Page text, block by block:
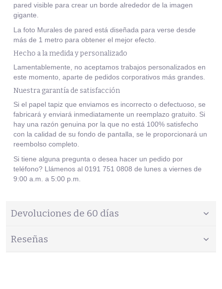
pared visible para crear un borde alrededor de la imagen
gigante.
La foto Murales de pared está diseñada para verse desde
más de 1 metro para obtener el mejor efecto.
Hecho a la medida y personalizado
Lamentablemente, no aceptamos trabajos personalizados en
este momento, aparte de pedidos corporativos más grandes.
Nuestra garantía de satisfacción
Si el papel tapiz que enviamos es incorrecto o defectuoso, se
fabricará y enviará inmediatamente un reemplazo gratuito. Si
hay una razón genuina por la que no está 100% satisfecho
con la calidad de su fondo de pantalla, se le proporcionará un
reembolso completo.
Si tiene alguna pregunta o desea hacer un pedido por
teléfono? Llámenos al 0191 751 0808 de lunes a viernes de
9:00 a.m. a 5:00 p.m.
Devoluciones de 60 días
Reseñas